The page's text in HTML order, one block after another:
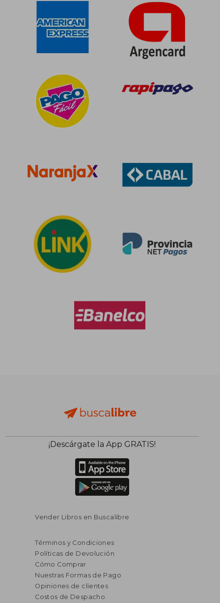
50%
dcto.
$ 213.046
$ 106.523
50%
dcto.
$ 46.042
¡Descárgate la App GRATIS!
Vender Libros en Buscalibre
Términos y Condiciones
Políticas de Devolución
Cómo Comprar
Nuestras Formas de Pago
Opiniones de clientes
Costos de Despacho